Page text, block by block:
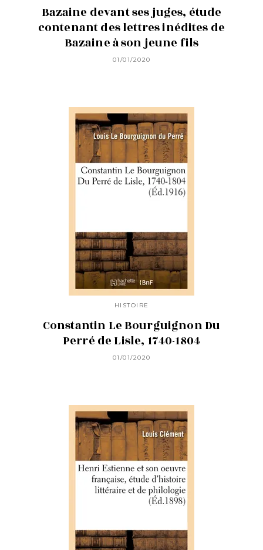
Bazaine devant ses juges, étude
contenant des lettres inédites de
Bazaine à son jeune fils
01/01/2020
HISTOIRE
Constantin Le Bourguignon Du
Perré de Lisle, 1740-1804
01/01/2020